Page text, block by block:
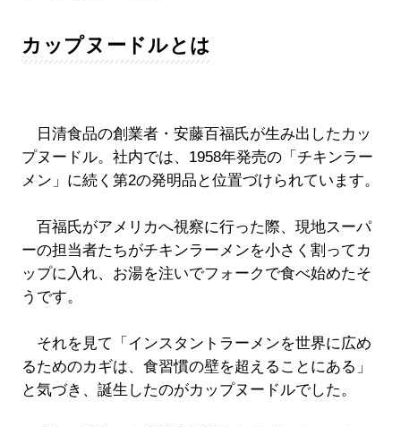
カップヌードルとは
日清食品の創業者・安藤百福氏が生み出したカッ
プヌードル。社内では、1958年発売の「チキンラー
メン」に続く第2の発明品と位置づけられています。
百福氏がアメリカへ視察に行った際、現地スーパ
ーの担当者たちがチキンラーメンを小さく割ってカ
ップに入れ、お湯を注いでフォークで食べ始めたそ
うです。
それを見て「インスタントラーメンを世界に広め
るためのカギは、食習慣の壁を超えることにある」
と気づき、誕生したのがカップヌードルでした。